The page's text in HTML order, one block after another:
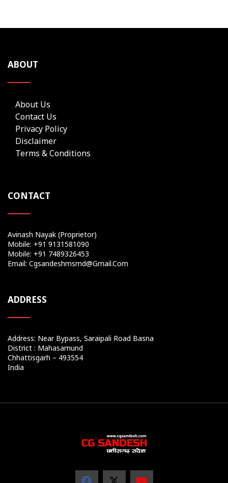
ABOUT
About Us
Contact Us
Privacy Policy
Disclaimer
Terms & Conditions
CONTACT
Avinash Nayak (Proprietor)
Mobile: +91 9131581090
Mobile: +91 7489326453
Email: Cgsandeshmsmd@gmail.com
ADDRESS
Address: Near Bypass, Saraipali Road Basna
District : Mahasamund
Chhattisgarh – 493554
India